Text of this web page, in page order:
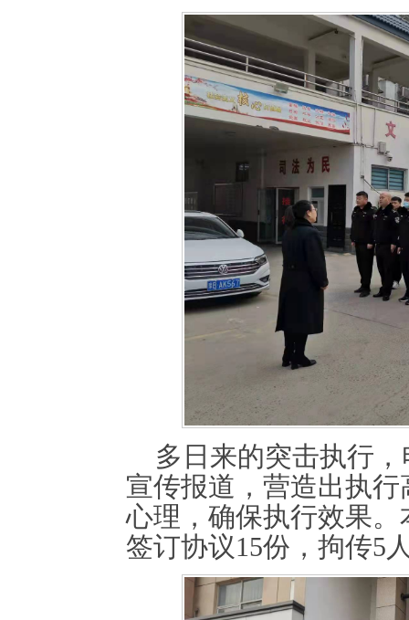
多日来的突击执行，
宣传报道，营造出执
心理，确保执行效果
签订协议15份，拘传5